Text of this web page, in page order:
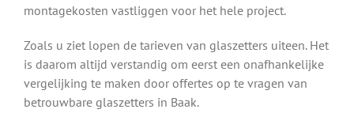
montagekosten vastliggen voor het hele project.
Zoals u ziet lopen de tarieven van glaszetters uiteen. Het
is daarom altijd verstandig om eerst een onafhankelijke
vergelijking te maken door offertes op te vragen van
betrouwbare glaszetters in Baak.